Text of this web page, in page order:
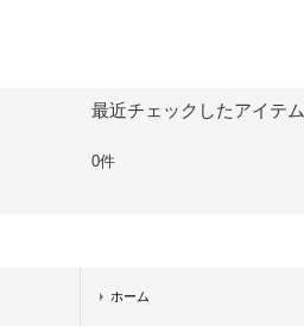
最近チェックしたアイテム
0件
ホーム